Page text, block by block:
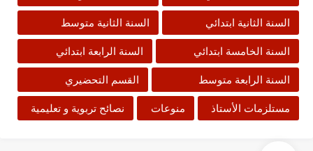
السنة الثانية ابتدائي السنة الثانية متوسط
السنة الخامسة ابتدائي السنة الرابعة ابتدائي
السنة الرابعة متوسط القسم التحضيري
مستلزمات الأستاذ منوعات نصائح تربوية و تعليمية